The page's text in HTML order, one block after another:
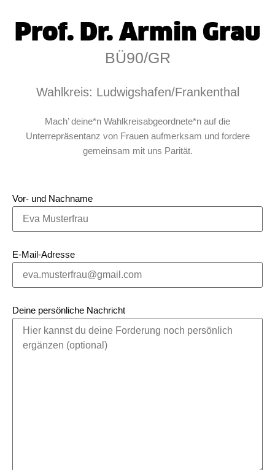
Prof. Dr. Armin Grau
BÜ90/GR
Wahlkreis: Ludwigshafen/Frankenthal
Mach’ deine*n Wahlkreisabgeordnete*n auf die
Unterrepräsentanz von Frauen aufmerksam und fordere
gemeinsam mit uns Parität.
Vor- und Nachname
E-Mail-Adresse
Deine persönliche Nachricht